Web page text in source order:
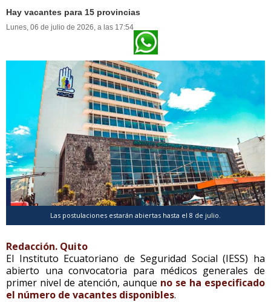
Hay vacantes para 15 provincias
Lunes, 06 de julio de 2026, a las 17:54
Las postulaciones estarán abiertas hasta el 8 de julio.
Redacción. Quito
El Instituto Ecuatoriano de Seguridad Social (IESS) ha
abierto una convocatoria para médicos generales de
primer nivel de atención, aunque no se ha especificado
el número de vacantes disponibles.